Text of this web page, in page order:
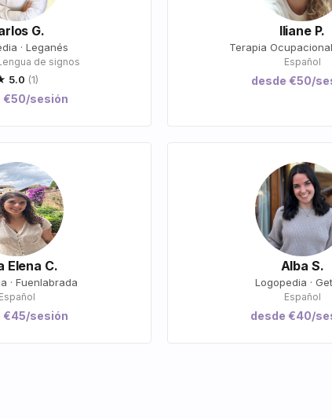
G.
· Leganés
de signos
5.0 (1)
€50/sesión
Iliane P.
Terapia
Español
desde €50/
Elena C.
· Fuenlabrada
Español
€45/sesión
Alba S.
Logopedia ·
Español
desde €40/